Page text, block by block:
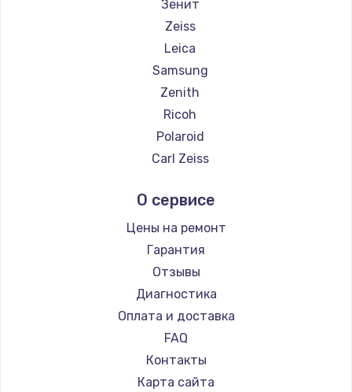
Зенит
Zeiss
Leica
Samsung
Zenith
Ricoh
Polaroid
Carl Zeiss
LUMIX
Kodak
Blackmagic
О сервисе
Цены на ремонт
Гарантия
Отзывы
Диагностика
Оплата и доставка
FAQ
Контакты
Карта сайта